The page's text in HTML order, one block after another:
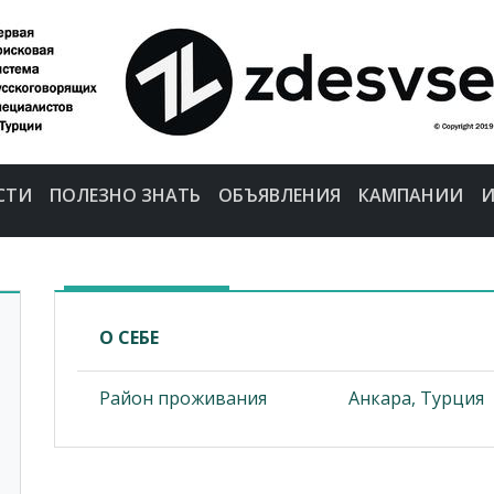
ПОЛЕЗНО ЗНАТЬ ОБЪЯВЛЕНИЯ КАМПАНИИ
О СЕБЕ
Район проживания Анкара, Турция